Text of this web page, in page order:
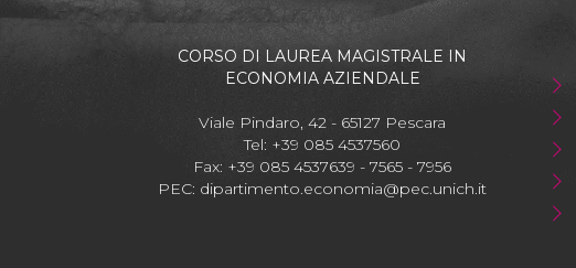
CORSO DI LAUREA MAGISTRALE IN
ECONOMIA AZIENDALE
Viale Pindaro, 42 - 65127 Pescara
Tel: +39 085 4537560
Fax: +39 085 4537639 - 7565 - 7956
PEC: dipartimento.economia@pec.unich.it